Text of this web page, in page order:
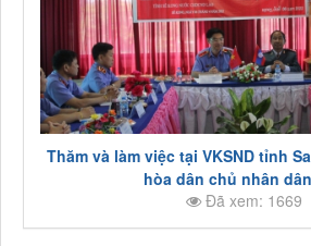
Thăm và làm việc tại VKSND tỉnh
hòa dân chủ nhân
Đã xem: 1669